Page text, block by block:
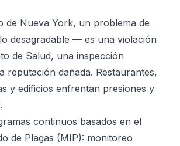
de Nueva York, un problema de
desagradable — es una violación
de Salud, una inspección
reputación dañada. Restaurantes,
y edificios enfrentan presiones y
continuos basados en el
de Plagas (MIP): monitoreo